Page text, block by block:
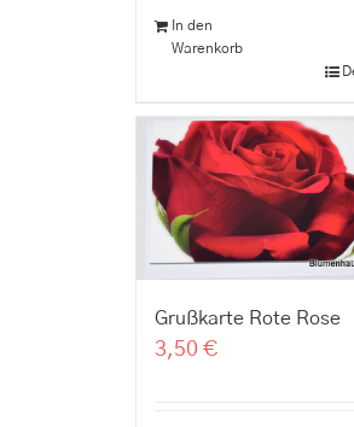
In den
Warenkorb
Grußkarte Rote Rose
3,50 €